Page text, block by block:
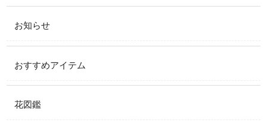
お知らせ
おすすめアイテム
花図鑑